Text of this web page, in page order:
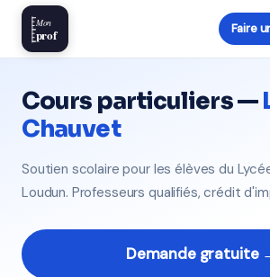
Mon
prof Faire
Cours particuliers —
Chauvet
Soutien scolaire pour les élèves du
Loudun. Professeurs qualifiés, crédit
Demande gratuite